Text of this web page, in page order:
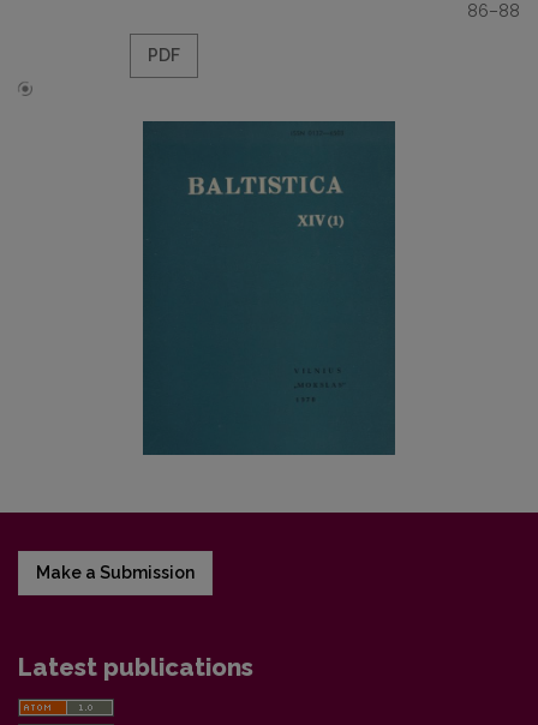
86–88
PDF
Make a Submission
Latest publications